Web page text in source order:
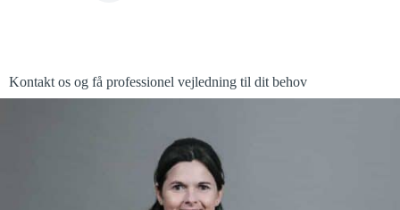
Kontakt os og få professionel vejledning til dit behov